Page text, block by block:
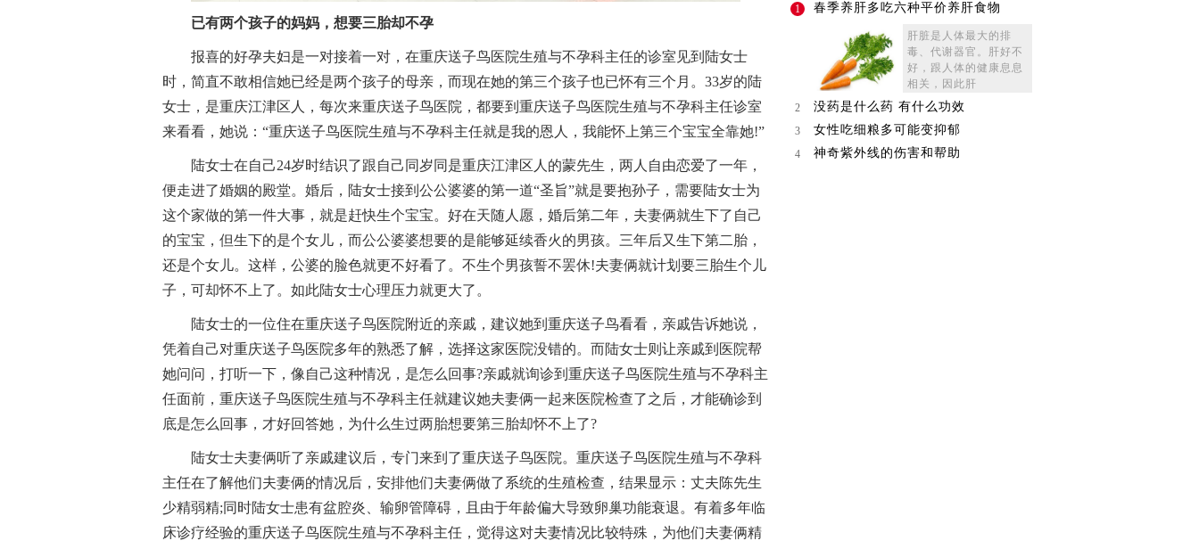
已有两个孩子的妈妈，想要三胎却不孕
报喜的好孕夫妇是一对接着一对，在重庆送子鸟医院生殖与不孕科主任的诊室见到陆女士
时，简直不敢相信她已经是两个孩子的母亲，而现在她的第三个孩子也已怀有三个月。33岁的陆
女士，是重庆江津区人，每次来重庆送子鸟医院，都要到重庆送子鸟医院生殖与不孕科主任诊室
来看看，她说：“重庆送子鸟医院生殖与不孕科主任就是我的恩人，我能怀上第三个宝宝全靠她!”
陆女士在自己24岁时结识了跟自己同岁同是重庆江津区人的蒙先生，两人自由恋爱了一年，
便走进了婚姻的殿堂。婚后，陆女士接到公公婆婆的第一道“圣旨”就是要抱孙子，需要陆女士为
这个家做的第一件大事，就是赶快生个宝宝。好在天随人愿，婚后第二年，夫妻俩就生下了自己
的宝宝，但生下的是个女儿，而公公婆婆想要的是能够延续香火的男孩。三年后又生下第二胎，
还是个女儿。这样，公婆的脸色就更不好看了。不生个男孩誓不罢休!夫妻俩就计划要三胎生个儿
子，可却怀不上了。如此陆女士心理压力就更大了。
陆女士的一位住在重庆送子鸟医院附近的亲戚，建议她到重庆送子鸟看看，亲戚告诉她说，
凭着自己对重庆送子鸟医院多年的熟悉了解，选择这家医院没错的。而陆女士则让亲戚到医院帮
她问问，打听一下，像自己这种情况，是怎么回事?亲戚就询诊到重庆送子鸟医院生殖与不孕科主
任面前，重庆送子鸟医院生殖与不孕科主任就建议她夫妻俩一起来医院检查了之后，才能确诊到
底是怎么回事，才好回答她，为什么生过两胎想要第三胎却怀不上了?
陆女士夫妻俩听了亲戚建议后，专门来到了重庆送子鸟医院。重庆送子鸟医院生殖与不孕科
主任在了解他们夫妻俩的情况后，安排他们夫妻俩做了系统的生殖检查，结果显示：丈夫陈先生
少精弱精;同时陆女士患有盆腔炎、输卵管障碍，且由于年龄偏大导致卵巢功能衰退。有着多年临
床诊疗经验的重庆送子鸟医院生殖与不孕科主任，觉得这对夫妻情况比较特殊，为他们夫妻俩精
1 春季养肝多吃六种平价养肝食物
肝脏是人体最大的排
毒、代谢器官。肝好不
好，跟人体的健康息息
相关，因此肝
2
没药是什么药 有什么功效
3 女性吃细粮多可能变抑郁
4 神奇紫外线的伤害和帮助